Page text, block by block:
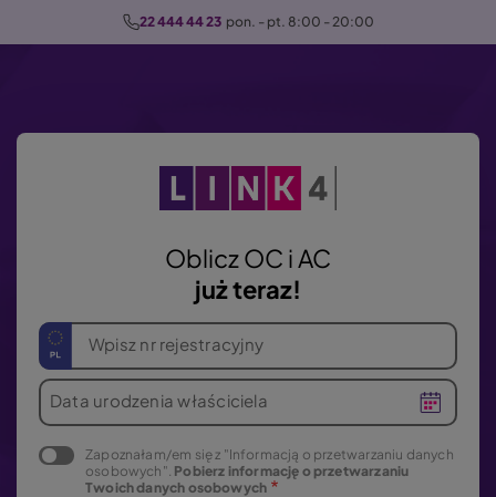
r
22 444 44 23 pon. - pt. 8:00 - 20:00
Oblicz OC i AC
już teraz!
Wpisz nr rejestracyjny
Data urodzenia właściciela
Zapoznałam/em się z "Informacją o przetwarzaniu danych
osobowych". Pobierz informację o przetwarzaniu
Twoich danych osobowych